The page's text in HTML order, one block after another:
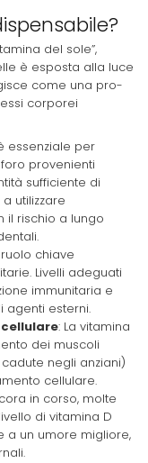
del sole”,
è esposta alla luce
come una pro-
corporei
essenziale per
provenienti
sufficiente di
utilizzare
il rischio a lungo
chiave
Livelli adeguati
immunitaria e
agenti esterni.
cellulare: La vitamina
dei muscoli
negli anziani)
cellulare.
in corso, molte
di vitamina D
a un umore migliore,